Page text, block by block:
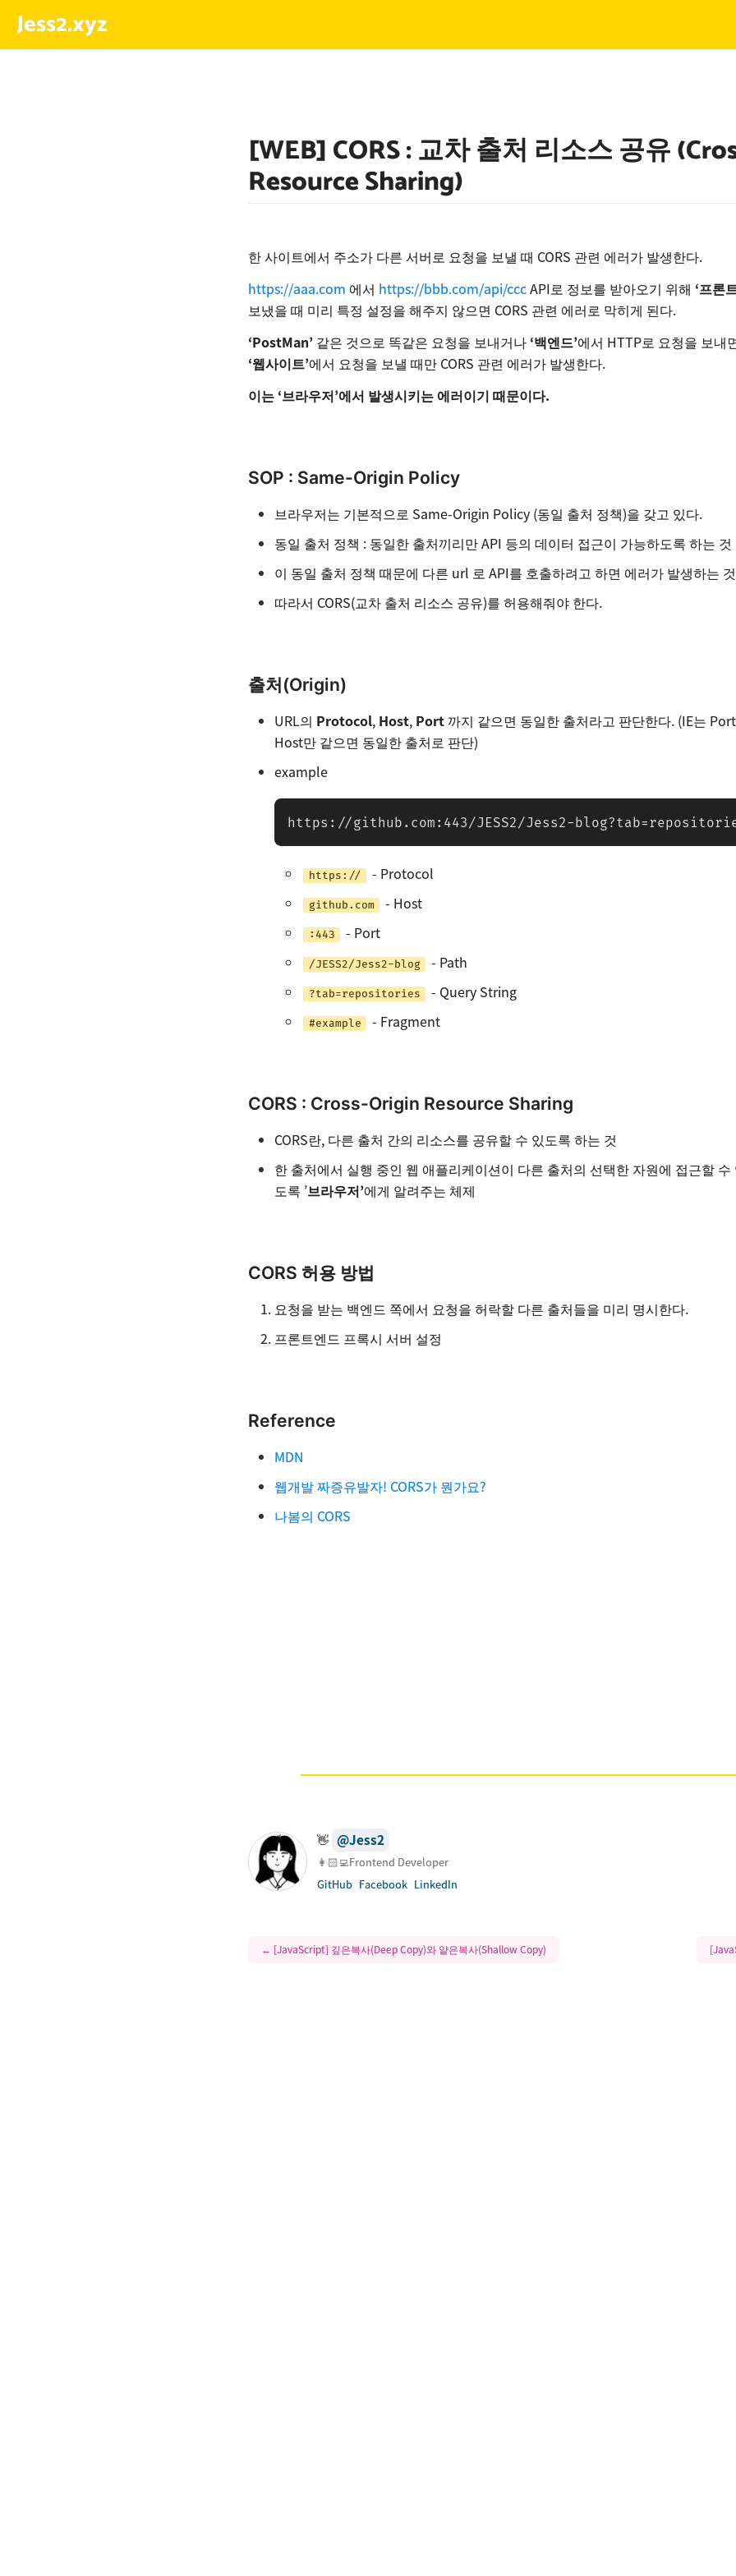
Jess2.xyz
[WEB] CORS : 교차 출처 리소스 공유
Resource Sharing)
한 사이트에서 주소가 다른 서버로 요청을 보낼 때 CORS 관련 에러가 발생한다.
https://aaa.com 에서 https://bbb.com/api/cccAPI로 정보를 받아오기 위해 ‘프론
보냈을 때 미리 특정 설정을 해주지 않으면 CORS 관련 에러로 막히게 된다.
‘PostMan’같은 것으로 똑같은 요청을 보내거나 ‘백엔드’에서 HTTP로 요청을 보내
‘웹사이트’에서 요청을 보낼 때만 CORS 관련 에러가 발생한다.
이는 ‘브라우저’에서 발생시키는 에러이기 때문이다.
SOP : Same-Origin Policy
브라우저는 기본적으로 Same-Origin Policy (동일 출처 정책)을 갖고 있다.
동일 출처 정책 : 동일한 출처끼리만 API 등의 데이터 접근이 가능하도록 하는 것
이 동일 출처 정책 때문에 다른 url 로 API를 호출하려고 하면 에러가 발생하는
따라서 CORS(교차 출처 리소스 공유)를 허용해줘야 한다.
출처(Origin)
URL의 Protocol, Host, Port 까지 같으면 동일한 출처라고 판단한다. (IE는
Host만 같으면 동일한 출처로 판단)
example
https://github.com:443/JESS2/Jess2-
https:// - Protocol
github.com - Host
:443 - Port
/JESS2/Jess2-blog - Path
?tab=repositories - Query String
#example - Fragment
CORS : Cross-Origin Resource Sharing
CORS란, 다른 출처 간의 리소스를 공유할 수 있도록 하는 것
한 출처에서 실행 중인 웹 애플리케이션이 다른 출처의 선택한 자원에 접근할
도록 ’브라우저’에게 알려주는 체제
CORS 허용 방법
요청을 받는 백엔드 쪽에서 요청을 허락할 다른 출처들을 미리 명시한다.
프론트엔드 프록시 서버 설정
Reference
MDN
웹개발 짜증유발자! CORS가 뭔가요?
나봄의 CORS
👋 @Jess2
👩🏻‍💻Frontend Developer
GitHub Facebook LinkedIn
← [JavaScript] 깊은복사(Deep Copy)와 얕은복사(Shallow Copy)